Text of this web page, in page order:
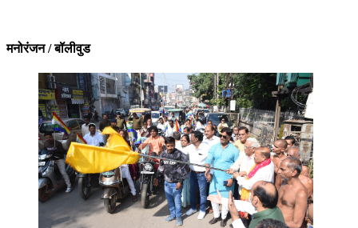
मनोरंजन / बॉलीवुड